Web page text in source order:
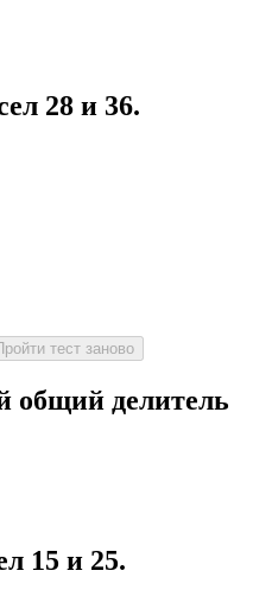
28 и 36.
тест заново
общий делитель
15 и 25.